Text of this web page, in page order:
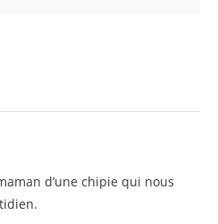
d’une chipie qui nous